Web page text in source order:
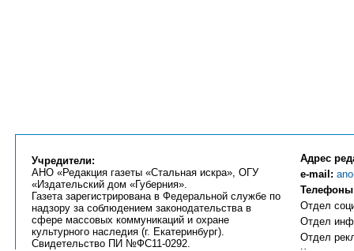
Учредители:
АНО «Редакция газеты «Стальная искра», ОГУ
«Издательский дом «Губерния».
Газета зарегистрирована в Федеральной службе по
надзору за соблюдением законодательства в
сфере массовых коммуникаций и охране
культурного наследия (г. Екатеринбург).
Свидетельство ПИ №ФС11-0292.
Адрес
e-mail:
Отдел
Отдел
Отдел